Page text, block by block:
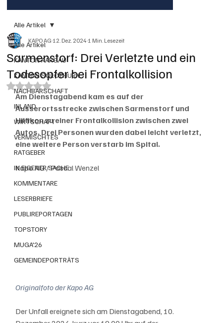
Alle Artikel
KANTON AARGAU
KANTON SOLOTHURN
NACHBARSCHAFT
INLAND
WIRTSCHAFT
VERMISCHTES
RATGEBER
IN EIGENER SACHE
KOMMENTARE
LESERBRIEFE
PUBLIREPORTAGEN
TOPSTORY
MUGA'26
GEMEINDEPORTRÄTS
Alle Artikel
Sarmenstorf: Drei Verletzte und ein
Todesopfer bei Frontalkollision
KAPO AG12. Dez. 20241 Min. Lesezeit
Mit NaN von 5 Sternen bewertet.
Am Dienstagabend kam es auf der
Ausserortsstrecke zwischen Sarmenstorf und
Hilfikon zu einer Frontalkollision zwischen zwei
Autos. Drei Personen wurden dabei leicht verletzt,
eine weitere Person verstarb im Spital.
Kapo AG / Pascal Wenzel
Originalfoto der Kapo AG
Der Unfall ereignete sich am Dienstagabend, 10.